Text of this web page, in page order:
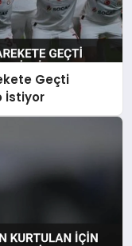
Geçti
İstiyor